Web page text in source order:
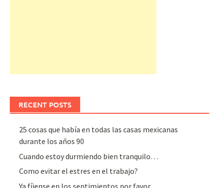
RECENT POSTS
25 cosas que había en todas las casas mexicanas
durante los años 90
Cuando estoy durmiendo bien tranquilo…
Como evitar el estres en el trabajo?
Ya fíjense en los sentimientos por favor…